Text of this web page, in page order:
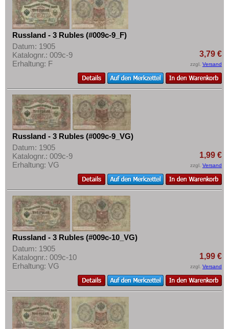
Russland - 3 Rubles (#009c-9_F)
Datum: 1905
Katalognr.: 009c-9
Erhaltung: F
3,79 €
zzgl. Versand
Russland - 3 Rubles (#009c-9_VG)
Datum: 1905
Katalognr.: 009c-9
Erhaltung: VG
1,99 €
zzgl. Versand
Russland - 3 Rubles (#009c-10_VG)
Datum: 1905
Katalognr.: 009c-10
Erhaltung: VG
1,99 €
zzgl. Versand